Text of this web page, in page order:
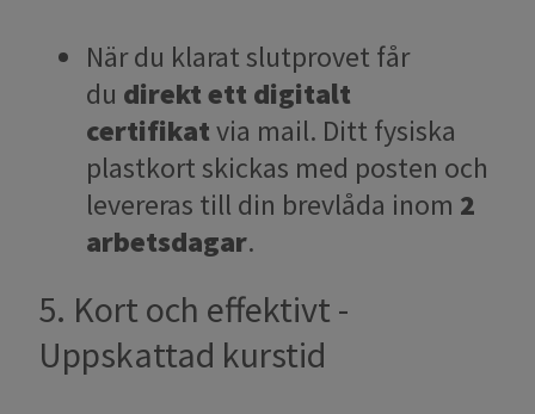
När du klarat slutprovet får
du direkt ett digitalt
certifikatvia mail. Ditt fysiska
plastkort skickas med posten och
levereras till din brevlåda inom 2
arbetsdagar.
5. Kort och effektivt -
Uppskattad kurstid